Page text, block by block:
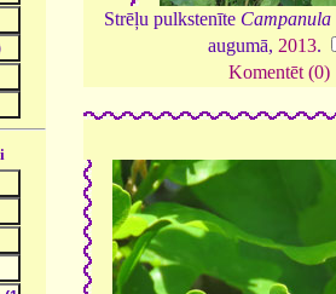
Strēļu pulkstenīte
augumā, 2013.
Komentēt (0)